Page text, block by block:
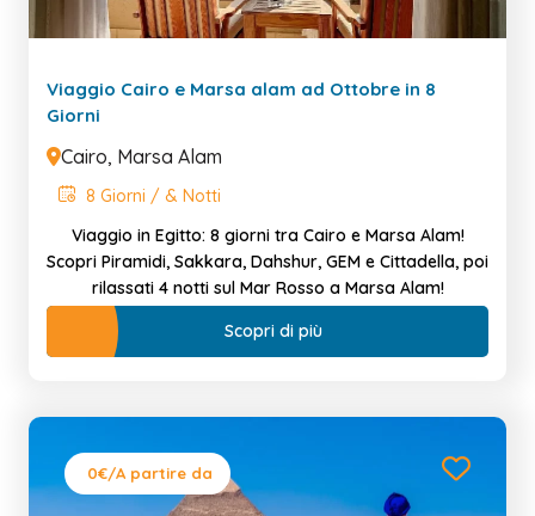
Viaggio Cairo e Marsa alam ad Ottobre in 8
Giorni
Cairo, Marsa Alam
8 Giorni / & Notti
Viaggio in Egitto: 8 giorni tra Cairo e Marsa Alam!
Scopri Piramidi, Sakkara, Dahshur, GEM e Cittadella, poi
rilassati 4 notti sul Mar Rosso a Marsa Alam!
Scopri di più
0€/A partire da